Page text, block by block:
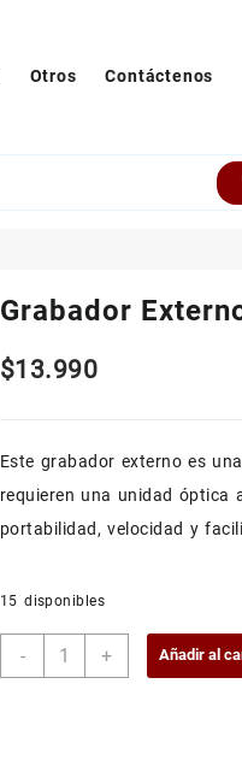
Otros Contáctenos
Grabador
$13.990
Este grabador externo es
requieren una unidad óptica
portabilidad, velocidad y
15 disponibles
-
Grabador+ Añadir al